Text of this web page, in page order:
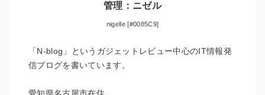
管理：ニゼル
nigelle [#0085C9]
「N-blog」というガジェットレビュー中心のIT情報発
信ブログを書いています。